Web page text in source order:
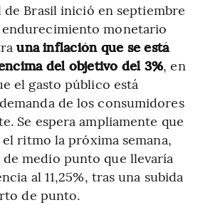
de Brasil inició en septiembre
endurecimiento monetario
una inflación que se está
del objetivo del 3%, en
el gasto público está
de los consumidores
Se espera ampliamente que
ritmo la próxima semana,
medio punto que llevaría
al 11,25%, tras una subida
de punto.